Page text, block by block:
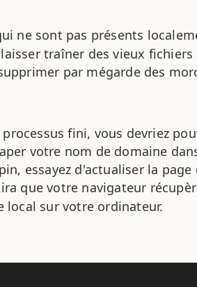
ne sont pas présents
traîner des vieux fichiers
par mégarde des
fini, vous devriez
votre nom de domaine
essayez d'actualiser la page
que votre navigateur
local sur votre ordinateur.